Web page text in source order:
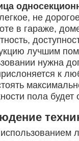
не
в гараже,
лучшим
нужна
к
пола будет